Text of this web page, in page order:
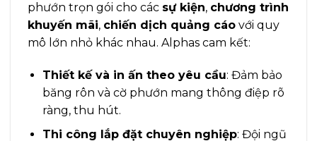
phướn trọn gói cho các sự kiện, chương trình
khuyến mãi, chiến dịch quảng cáo với quy
mô lớn nhỏ khác nhau. Alphas cam kết:
Thiết kế và in ấn theo yêu cầu: Đảm bảo
băng rôn và cờ phướn mang thông điệp rõ
ràng, thu hút.
Thi công lắp đặt chuyên nghiệp: Đội ngũ